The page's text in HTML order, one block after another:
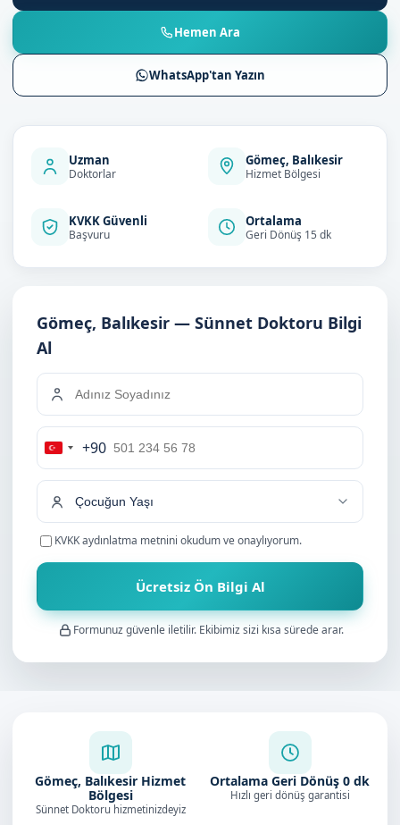
Hemen Ara
WhatsApp'tan Yazın
Uzman
Doktorlar
Gömeç, Balıkesir
Hizmet Bölgesi
KVKK Güvenli
Başvuru
Ortalama
Geri Dönüş 15 dk
Gömeç, Balıkesir — Sünnet Doktoru Bilgi
Al
Turkey
+90
+90
KVKK aydınlatma metnini okudum ve onaylıyorum.
Ücretsiz Ön Bilgi Al
Formunuz güvenle iletilir. Ekibimiz sizi kısa sürede arar.
Gömeç, Balıkesir Hizmet
Bölgesi
Sünnet Doktoru hizmetinizdeyiz
Ortalama Geri Dönüş 0 dk
Hızlı geri dönüş garantisi